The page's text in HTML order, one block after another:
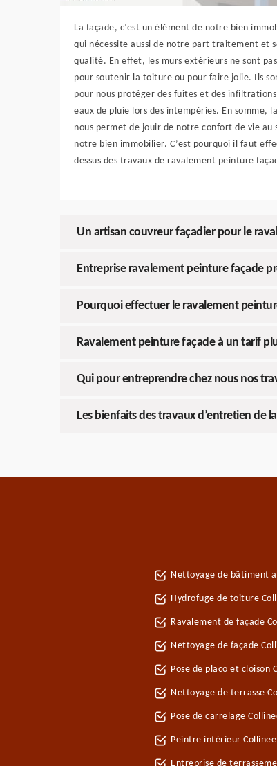
La façade, c’est un élément de notre bien
qui nécessite aussi de notre part traitement et
qualité. En effet, les murs extérieurs ne sont
pour soutenir la toiture ou pour faire jolie. Ils
pour nous protéger des fuites et des infiltrations
eaux de pluie lors des intempéries. En somme,
nous permet de jouir de notre confort de vie au
notre bien immobilier. C’est pourquoi il faut
dessus des travaux de ravalement peinture
Un artisan couvreur façadier pour le
Entreprise ravalement peinture façade
Pourquoi effectuer le ravalement
Ravalement peinture façade à un tarif
Qui pour entreprendre chez nous nos
Les bienfaits des travaux d’entretien de
Nettoyage de bâtiment
Hydrofuge de toiture
Ravalement de façade
Nettoyage de façade
Pose de placo et cloison
Nettoyage de terrasse
Pose de carrelage
Peintre intérieur Collinee
Entreprise de